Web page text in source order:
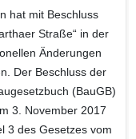
hat mit Beschluss
Straße“ in der
Änderungen
Der Beschluss der
(BauGB)
3. November 2017
3 des Gesetzes vom